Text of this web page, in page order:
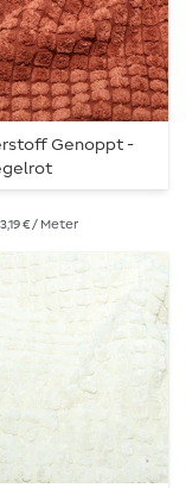
Genoppt -
€ / Meter